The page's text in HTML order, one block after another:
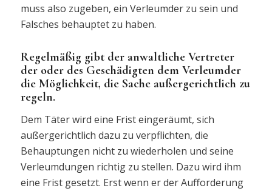
muss also zugeben, ein Verleumder zu sein und
Falsches behauptet zu haben.
Regelmäßig gibt der anwaltliche Vertreter
der oder des Geschädigten dem Verleumder
die Möglichkeit, die Sache außergerichtlich zu
regeln.
Dem Täter wird eine Frist eingeräumt, sich
außergerichtlich dazu zu verpflichten, die
Behauptungen nicht zu wiederholen und seine
Verleumdungen richtig zu stellen. Dazu wird ihm
eine Frist gesetzt. Erst wenn er der Aufforderung